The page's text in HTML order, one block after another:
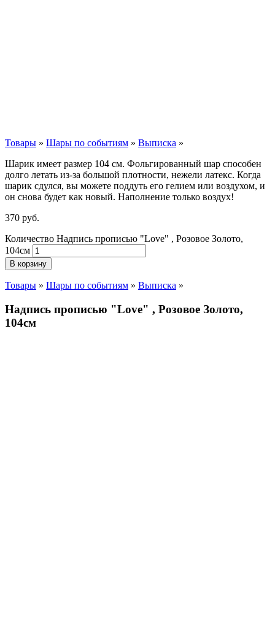
Товары » Шары по событиям » Выписка »
Шарик имеет размер 104 см. Фольгированный шар способен
долго летать из-за большой плотности, нежели латекс. Когда
шарик сдулся, вы можете поддуть его гелием или воздухом, и
он снова будет как новый. Наполнение только воздух!
370 руб.
Количество Надпись прописью "Love" , Розовое Золото,
104см
В корзину
Товары » Шары по событиям » Выписка »
Надпись прописью "Love" , Розовое Золото,
104см